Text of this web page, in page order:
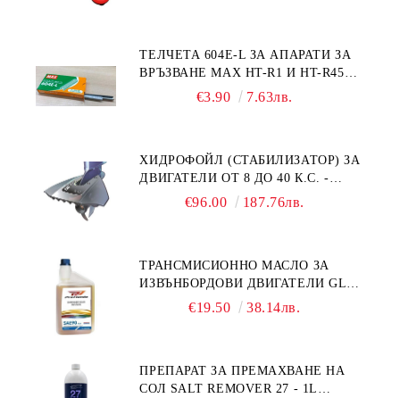
ТЕЛЧЕТА 604E-L ЗА АПАРАТИ ЗА
ВРЪЗВАНЕ MAX HT-R1 И HT-R45C
€3.90 7.63лв.
ХИДРОФОЙЛ (СТАБИЛИЗАТОР) ЗА
ДВИГАТЕЛИ ОТ 8 ДО 40 К.С. -
УНИВЕРСАЛЕН SE SPORT 200
€96.00 187.76лв.
ТРАНСМИСИОННО МАСЛО ЗА
ИЗВЪНБОРДОВИ ДВИГАТЕЛИ GL4
HONDA MARINE 08251-999-102PRO
€19.50 38.14лв.
ПРЕПАРАТ ЗА ПРЕМАХВАНЕ НА
СОЛ SALT REMOVER 27 - 1L